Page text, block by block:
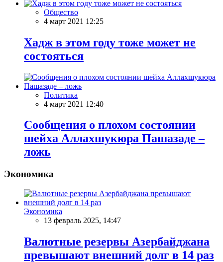
Общество
4 март 2021 12:25
Хадж в этом году тоже может не
состояться
Политика
4 март 2021 12:40
Сообщения о плохом состоянии
шейха Аллахшукюра Пашазаде –
ложь
Экономика
Экономика
13 февраль 2025, 14:47
Валютные резервы Азербайджана
превышают внешний долг в 14 раз